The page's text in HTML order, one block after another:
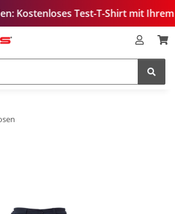
Test-T-Shirt mit Ihrem Logo